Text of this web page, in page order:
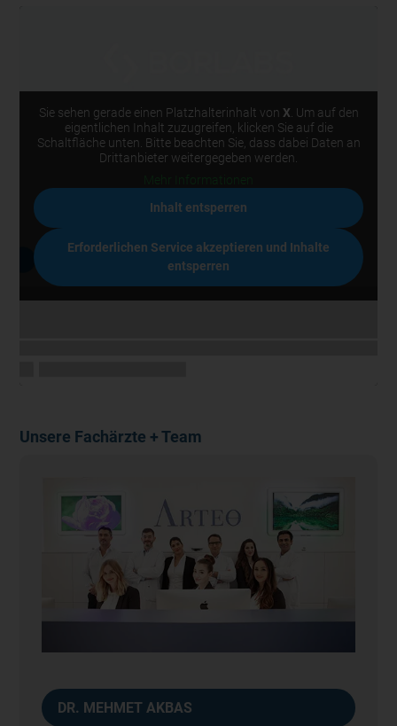
Sie sehen gerade einen Platzhalterinhalt von X. Um auf den
eigentlichen Inhalt zuzugreifen, klicken Sie auf die
Schaltfläche unten. Bitte beachten Sie, dass dabei Daten an
Drittanbieter weitergegeben werden.
Inhalt entsperren
Erforderlichen Service akzeptieren und Inhalte
entsperren
Unsere Fachärzte + Team
DR. MEHMET AKBAS